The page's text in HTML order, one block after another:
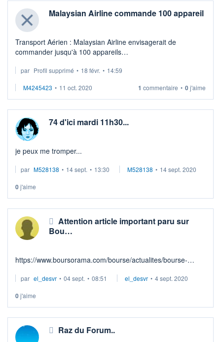
Malaysian Airline commande 100 appareil
Transport Aérien : Malaysian Airline envisagerait de
commander jusqu'à 100 appareils
Malaysian Airline envisage de commander jusqu'à 100
par Profil supprimé • 18 févr. • 14:59
M4245423 • 11 oct. 2020 1 commentaire • 0j'aime
74 d'ici mardi 11h30...
je peux me tromper...
par M528138 • 14 sept. • 13:30 M528138 • 14 sept. 2020
0j'aime
Attention article important paru sur
Bou…
https://www.boursorama.com/bourse/actualites/bourse-
trois-03cbce78c224610e56149a8bfb49f649
par el_desvr • 04 sept. • 08:51 el_desvr • 4 sept. 2020
0j'aime
Raz du Forum..